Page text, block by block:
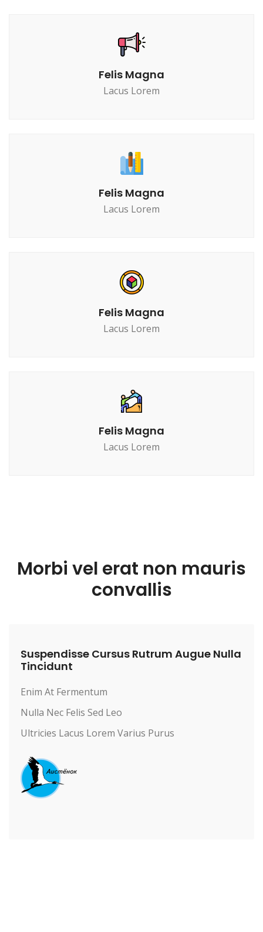
Felis Magna
Lacus Lorem
Felis Magna
Lacus Lorem
Felis Magna
Lacus Lorem
Felis Magna
Lacus Lorem
Morbi vel erat non mauris
convallis
Suspendisse Cursus Rutrum Augue Nulla
Tincidunt
Enim At Fermentum
Nulla Nec Felis Sed Leo
Ultricies Lacus Lorem Varius Purus